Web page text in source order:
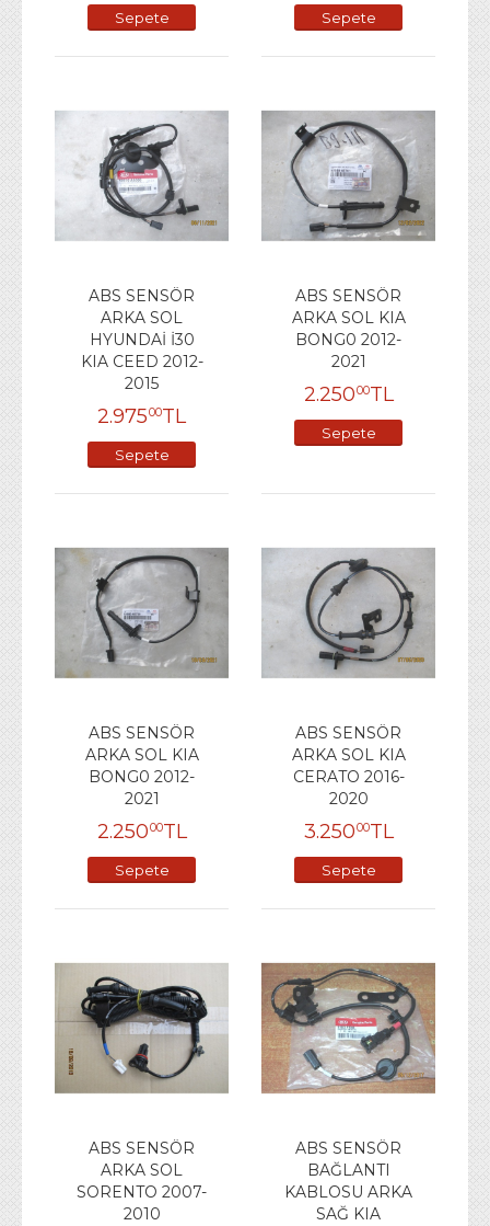
Sepete
Sepete
ABS SENSÖR
ARKA SOL
HYUNDAİ İ30
KIA CEED 2012-
2015
2.97500TL
Sepete
ABS SENSÖR
ARKA SOL KIA
BONG0 2012-
2021
2.25000TL
Sepete
ABS SENSÖR
ARKA SOL KIA
BONG0 2012-
2021
2.25000TL
Sepete
ABS SENSÖR
ARKA SOL KIA
CERATO 2016-
2020
3.25000TL
Sepete
ABS SENSÖR
ARKA SOL
SORENTO 2007-
2010
ABS SENSÖR
BAĞLANTI
KABLOSU ARKA
SAĞ KIA